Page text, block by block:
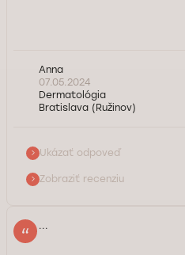
milé slová o našej pani
Služba kontroly kvality
Anna
07.05.2024
Dermatológia
Bratislava (Ružinov)
Ukázať odpoveď
Zobraziť recenziu
...